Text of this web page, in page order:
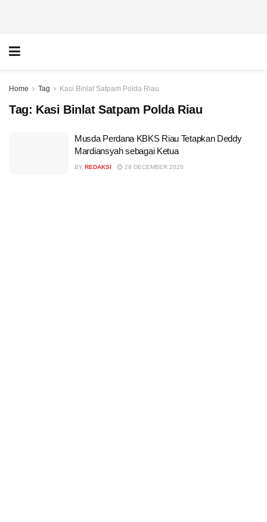
Home Tag Kasi Binlat Satpam Polda Riau
Tag: Kasi Binlat Satpam Polda Riau
Musda Perdana KBKS Riau Tetapkan Deddy
Mardiansyah sebagai Ketua
BY REDAKSI 28 DECEMBER 2020